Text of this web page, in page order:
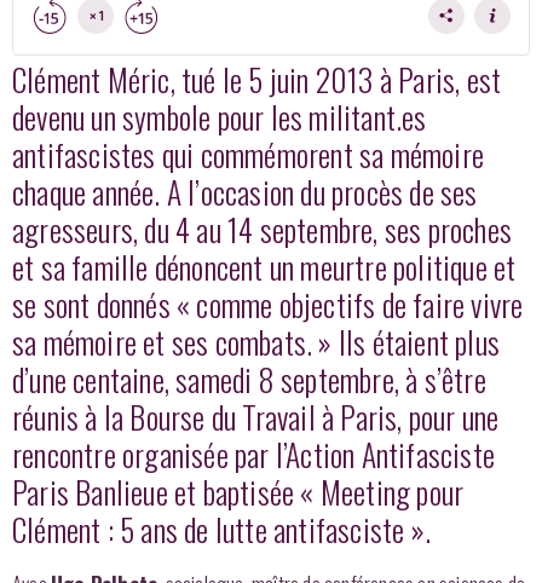
Clément Méric, tué le 5 juin 2013 à Paris, est
devenu un symbole pour les militant.es
antifascistes qui commémorent sa mémoire
chaque année. A l’occasion du procès de ses
agresseurs, du 4 au 14 septembre, ses proches
et sa famille dénoncent un meurtre politique et
se sont donnés « comme objectifs de faire vivre
sa mémoire et ses combats. » Ils étaient plus
d’une centaine, samedi 8 septembre, à s’être
réunis à la Bourse du Travail à Paris, pour une
rencontre organisée par l’Action Antifasciste
Paris Banlieue et baptisée « Meeting pour
Clément : 5 ans de lutte antifasciste ».